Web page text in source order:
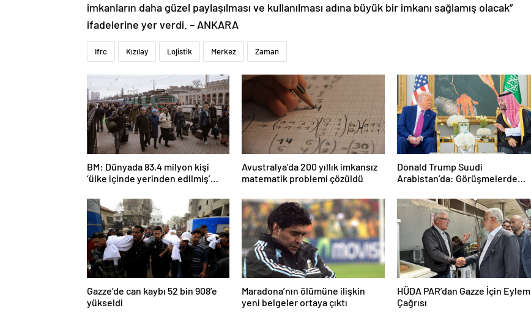
imkanların daha güzel paylaşılması ve kullanılması adına büyük bir imkanı sağlamış olacak”
ifadelerine yer verdi. – ANKARA
Ifrc Kızılay Lojistik Merkez Zaman
BM: Dünyada 83,4 milyon kişi
‘ülke içinde yerinden edilmiş’
Avustralya’da 200 yıllık imkansız
matematik problemi çözüldü
Donald Trump Suudi
Arabistan’da: Görüşmelerde
Gazze’de can kaybı 52 bin 908’e
yükseldi
Maradona’nın ölümüne ilişkin
yeni belgeler ortaya çıktı
HÜDA PAR’dan Gazze İçin Eylem
Çağrısı